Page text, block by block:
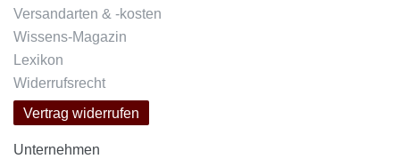
Versandarten & -kosten
Wissens-Magazin
Lexikon
Widerrufsrecht
Vertrag widerrufen
Unternehmen